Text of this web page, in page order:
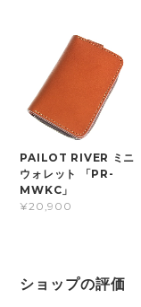
PAILOT RIVER ミニ
ウォレット 「PR-
MWKC」
¥20,900
ショップの評価